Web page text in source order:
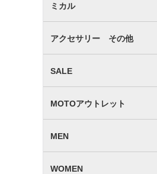
ミカル
アクセサリー その他
SALE
MOTOアウトレット
MEN
WOMEN